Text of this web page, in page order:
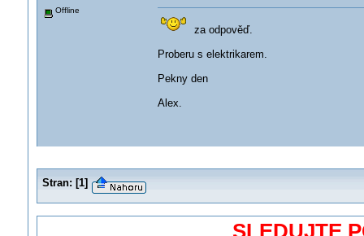
Offline
za odpověď.
Proberu s elektrikarem.
Pekny den
Alex.
Stran: [1]
SLEDUJTE